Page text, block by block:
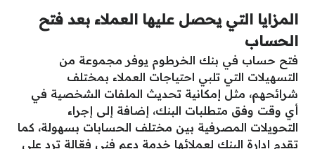
المزايا التي يحصل عليها العملاء بعد فتح
الحساب
فتح حساب في بنك الخرطوم يوفر مجموعة من
التسهيلات التي تلبي احتياجات العملاء بمختلف
شرائحهم، مثل إمكانية تحديث الملفات الشخصية في
أي وقت وفق متطلبات البنك، إضافة إلى إجراء
التحويلات المصرفية بين مختلف الحسابات بسهولة، كما
تقدم إدارة البنك لعملائها خدمة دعم فني فعّالة ترد على